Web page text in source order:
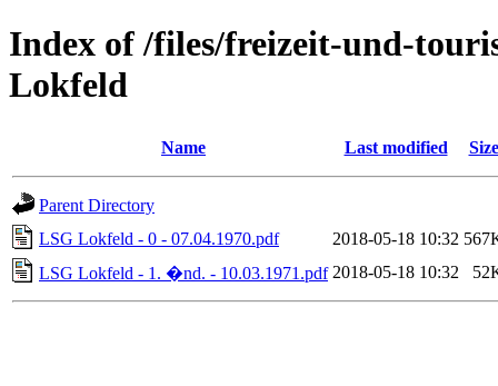
Index of /files/freizeit-und-
Lokfeld
Name Last modified Size
Parent Directory
LSG Lokfeld - 0 - 07.04.1970.pdf
2018-05-18 10:32
LSG Lokfeld - 1. �nd. - 10.03.1971.pdf 2018-05-18 10:32